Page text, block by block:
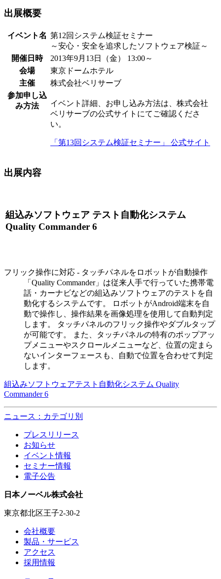
出展概要
イベント名 第12回システム検証セミナー
～安心・安全を追求したソフトウェア検証～
開催日時
2013年9月13日（金） 13:00～
会場
東京ドームホテル
主催
株式会社ベリサーブ
参加申し込
み方法
イベント詳細、お申し込み方法は、株式会社
ベリサーブの公式サイトにてご確認くださ
い。
「第13回システム検証セミナー」 公式サイト
出展内容
組込みソフトウェア テスト自動化システム
Quality Commander 6
フリック操作に対応 - タッチパネルをロボットが自動操作
「Quality Commander」は従来人手で行っていた携帯電
話・カーナビなどの組込みソフトウェアのテストを自
動化するシステムです。 ロボットがAndroid端末を自
動で操作し、操作結果を画像処理を使用して自動判定
します。 タッチパネルのフリック操作やダブルタップ
が可能です。 また、タッチパネルの特有のポップアッ
プメニューやスクロールメニューなど、位置の定まら
ないインターフェースも、自動で位置を合わせて判定
します。
組込みソフトウェアテスト自動化システム Quality
Commander 6
ニュース：カテゴリ別
プレスリリース
お知らせ
イベント情報
セミナー情報
電子公告
日本ノーベル株式会社
東京都北区王子2-30-2
会社概要
製品・サービス
アクセス
採用情報